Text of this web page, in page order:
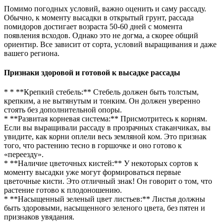
Помимо погодных условий, важно оценить и саму рассаду.
Обычно, к моменту высадки в открытый грунт, рассада
помидоров достигает возраста 50-60 дней с момента
появления всходов. Однако это не догма, а скорее общий
ориентир. Все зависит от сорта, условий выращивания и даже
вашего региона.
Признаки здоровой и готовой к высадке рассады
* * **Крепкий стебель:** Стебель должен быть толстым,
крепким, а не вытянутым и тонким. Он должен уверенно
стоять без дополнительной опоры.
* **Развитая корневая система:** Присмотритесь к корням.
Если вы выращивали рассаду в прозрачных стаканчиках, вы
увидите, как корни оплели весь земляной ком. Это признак
того, что растению тесно в горшочке и оно готово к
«переезду».
* **Наличие цветочных кистей:** У некоторых сортов к
моменту высадки уже могут формироваться первые
цветочные кисти. Это отличный знак! Он говорит о том, что
растение готово к плодоношению.
* **Насыщенный зеленый цвет листьев:** Листья должны
быть здоровыми, насыщенного зеленого цвета, без пятен и
признаков увядания.